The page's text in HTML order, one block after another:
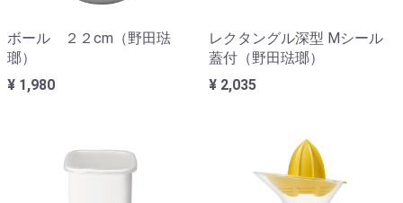
ボール ２２cm（野田琺
瑯）
¥ 1,980
レクタングル深型 Mシール
蓋付（野田琺瑯）
¥ 2,035